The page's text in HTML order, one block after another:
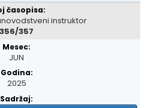
instruktor
356/357
JUN
2025